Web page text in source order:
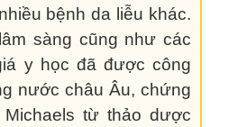
bệnh da liễu khác.
sàng cũng như các
y học đã được công
nước châu Âu, chứng
từ thảo dược